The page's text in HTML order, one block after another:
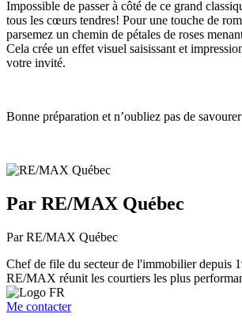
Impossible de passer à côté de ce grand
tous les cœurs tendres! Pour une touche de
parsemez un chemin de pétales de roses
Cela crée un effet visuel saisissant et
votre invité.
Bonne préparation et n’oubliez pas de
Par RE/MAX Québec
Par RE/MAX Québec
Chef de file du secteur de l'immobilier depuis
RE/MAX réunit les courtiers les plus
Me contacter